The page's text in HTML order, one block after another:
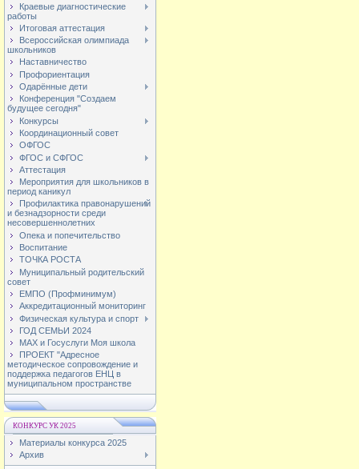
Краевые диагностические
работы
Итоговая аттестация
Всероссийская олимпиада
школьников
Наставничество
Профориентация
Одарённые дети
Конференция "Создаем
будущее сегодня"
Конкурсы
Координационный совет
ОФГОС
ФГОС и СФГОС
Аттестация
Мероприятия для школьников в
период каникул
Профилактика правонарушений
и безнадзорности среди
несовершеннолетних
Опека и попечительство
Воспитание
ТОЧКА РОСТА
Муниципальный родительский
совет
ЕМПО (Профминимум)
Аккредитационный мониторинг
Физическая культура и спорт
ГОД СЕМЬИ 2024
МАХ и Госуслуги Моя школа
ПРОЕКТ "Адресное
методическое сопровождение и
поддержка педагогов ЕНЦ в
муниципальном пространстве
КОНКУРС УК 2025
Материалы конкурса 2025
Архив